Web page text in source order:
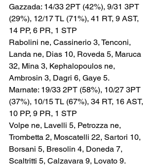
Gazzada: 14/33 2PT (42%), 9/31 3PT
(29%), 12/17 TL (71%), 41 RT, 9 AST,
14 PP, 6 PR, 1 STP
Rabolini ne, Cassinerio 3, Tenconi,
Landa ne, Dias 10, Roveda 5, Maruca
32, Mina 3, Kephalopoulos ne,
Ambrosin 3, Dagri 6, Gaye 5.
Marnate: 19/33 2PT (58%), 10/27 3PT
(37%), 10/15 TL (67%), 34 RT, 16 AST,
10 PP, 9 PR, 1 STP
Volpe ne, Lavelli 5, Petrozza ne,
Trombetta 2, Moscatelli 22, Sartori 10,
Borsani 5, Bresolin 4, Doneda 7,
Scaltritti 5, Calzavara 9, Lovato 9.